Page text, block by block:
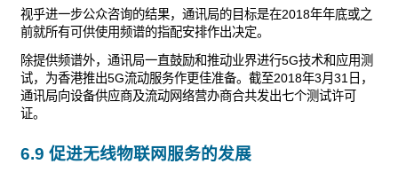
视乎进一步公众咨询的结果，通讯局的目标是在2018年年底或之
前就所有可供使用频谱的指配安排作出决定。
除提供频谱外，通讯局一直鼓励和推动业界进行5G技术和应用测
试，为香港推出5G流动服务作更佳准备。截至2018年3月31日，
通讯局向设备供应商及流动网络营办商合共发出七个测试许可
证。
6.9 促进无线物联网服务的发展